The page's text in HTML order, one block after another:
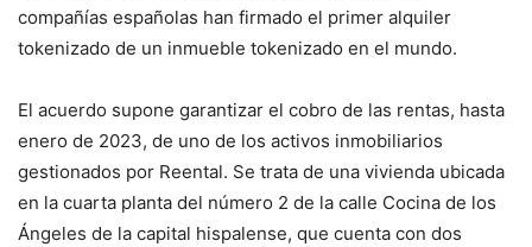
compañías españolas han firmado el primer alquiler
tokenizado de un inmueble tokenizado en el mundo.
El acuerdo supone garantizar el cobro de las rentas, hasta
enero de 2023, de uno de los activos inmobiliarios
gestionados por Reental. Se trata de una vivienda ubicada
en la cuarta planta del número 2 de la calle Cocina de los
Ángeles de la capital hispalense, que cuenta con dos